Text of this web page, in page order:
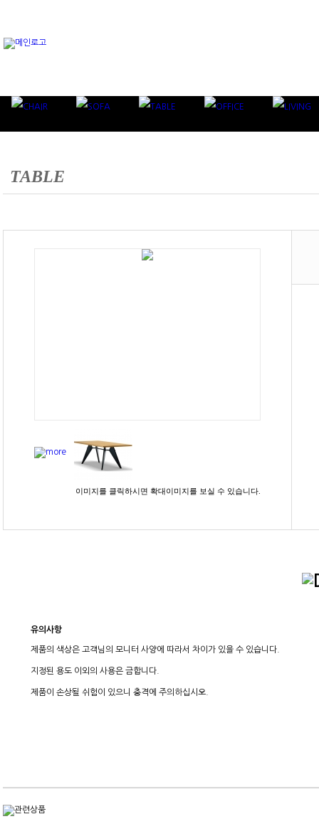
TABLE
이미지를 클릭하시면 확대이미지를 보실 수 있습니다.
유의사항
제품의 색상은 고객님의 모니터 사양에 따라서 차이가 있을 수 있습니다.
지정된 용도 이외의 사용은 금합니다.
제품이 손상될 쉬험이 있으니 충격에 주의하십시오.